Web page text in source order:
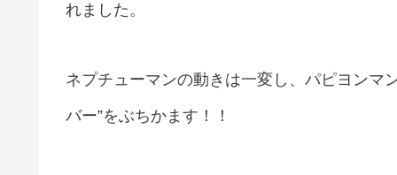
れました。
ネプチューマンの動きは一変し、パピヨンマ
バー”をぶちかます！！